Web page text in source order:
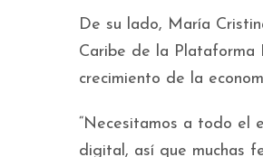
De su lado, María
Caribe de la Plataforma
crecimiento de la
“Necesitamos a todo el
digital, así que muchas